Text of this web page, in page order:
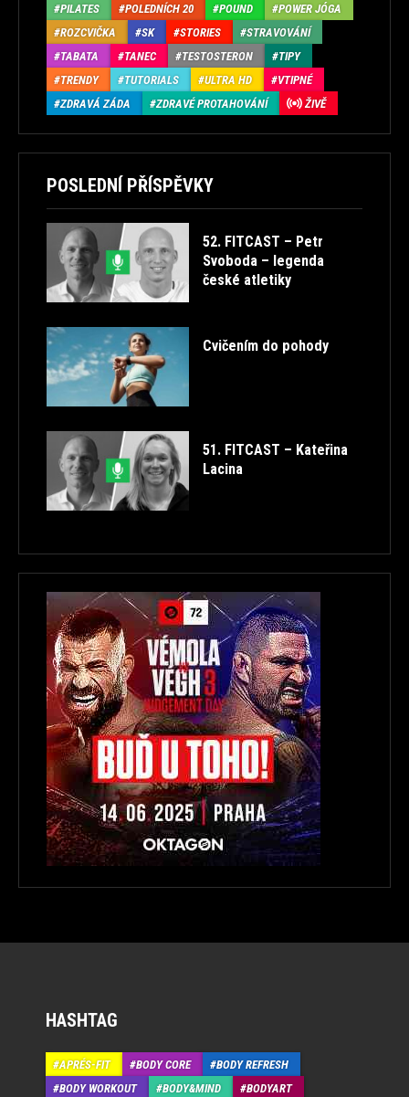
PILATES
POLEDNÍCH 20 POUND
POWER JÓGA
ROZCVIČKA
SK STORIES
STRAVOVÁNÍ
TABATA
TANEC TESTOSTERON
TIPY
TRENDY
TUTORIALS ULTRA HD
VTIPNÉ
ZDRAVÁ ZÁDA
ZDRAVÉ PROTAHOVÁNÍ ŽIVĚ
POSLEDNÍ PŘÍSPĚVKY
52. FITCAST – Petr
Svoboda – legenda
české atletiky
Cvičením do pohody
51. FITCAST – Kateřina
Lacina
HASHTAG
APRÉS-FIT BODY CORE
BODY REFRESH
BODY WORKOUT
BODY&MIND
BODYART